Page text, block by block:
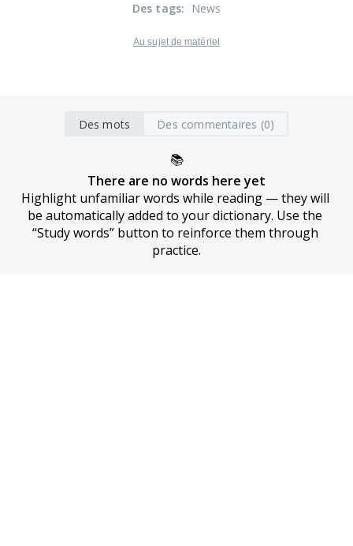
Des tags: News
Au sujet de matériel
Des mots Des commentaires (0)
📚
There are no words here yet
Highlight unfamiliar words while reading — they will
be automatically added to your dictionary. Use the
“Study words” button to reinforce them through
practice.